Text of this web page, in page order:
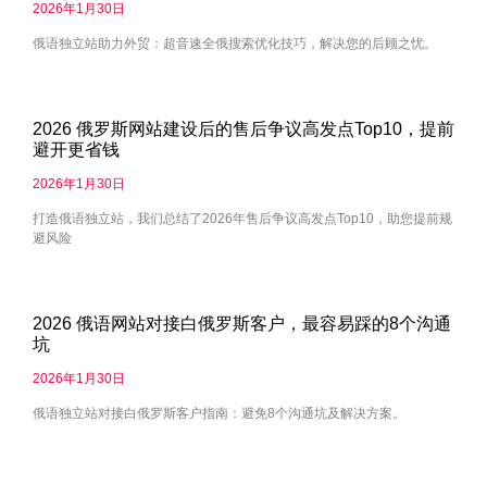
2026年1月30日
俄语独立站助力外贸：超音速全俄搜索优化技巧，解决您的后顾之忧。
2026 俄罗斯网站建设后的售后争议高发点Top10，提前
避开更省钱
2026年1月30日
打造俄语独立站，我们总结了2026年售后争议高发点Top10，助您提前规
避风险
2026 俄语网站对接白俄罗斯客户，最容易踩的8个沟通
坑
2026年1月30日
俄语独立站对接白俄罗斯客户指南：避免8个沟通坑及解决方案。